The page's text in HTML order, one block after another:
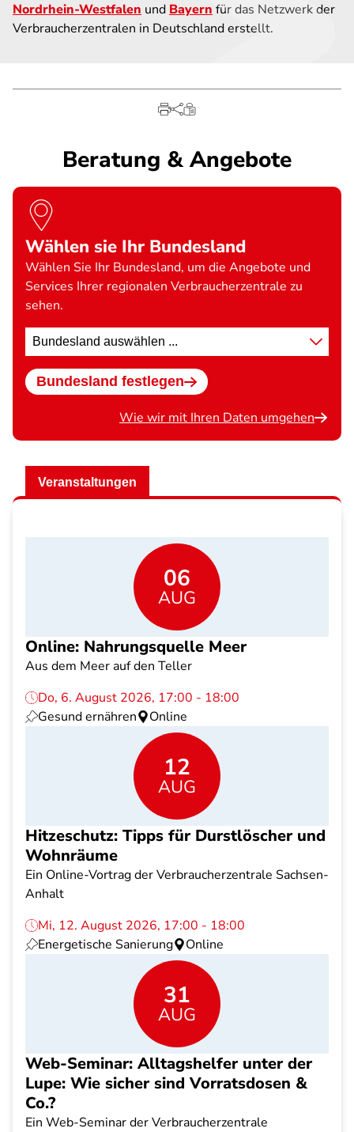
Nordrhein-Westfalen und Bayern für das Netzwerk der
Verbraucherzentralen in Deutschland erstellt.
Beratung & Angebote
Wählen sie Ihr Bundesland
Wählen Sie Ihr Bundesland, um die Angebote und
Services Ihrer regionalen Verbraucherzentrale zu
sehen.
Standort
wählen
Bundesland festlegen
Wie wir mit Ihren Daten umgehen
Veranstaltungen
06
AUG
Online: Nahrungsquelle Meer
Aus dem Meer auf den Teller
Do, 6. August 2026, 17:00 - 18:00
Gesund ernähren
Online
12
AUG
Hitzeschutz: Tipps für Durstlöscher und
Wohnräume
Ein Online-Vortrag der Verbraucherzentrale Sachsen-
Anhalt
Mi, 12. August 2026, 17:00 - 18:00
Energetische Sanierung
Online
31
AUG
Web-Seminar: Alltagshelfer unter der
Lupe: Wie sicher sind Vorratsdosen &
Co.?
Ein Web-Seminar der Verbraucherzentrale